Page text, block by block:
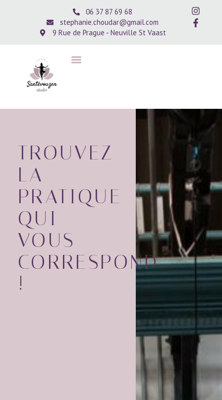
06 37 87 69 68
stephanie.choudar@gmail.com
9 Rue de Prague - Neuville St Vaast
TROUVEZ
LA
PRATIQUE
QUI
VOUS
CORRESPOND
!